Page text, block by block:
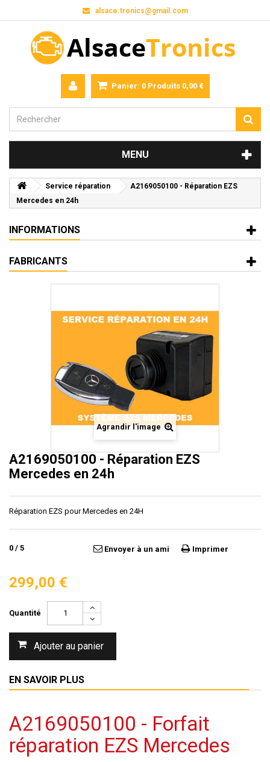
alsace.tronics@gmail.com
Panier: 0 Produits 0,00 €
MENU
Service réparation
A2169050100 - Réparation EZS
Mercedes en 24h
INFORMATIONS
FABRICANTS
Agrandir l'image
A2169050100 - Réparation EZS
Mercedes en 24h
Réparation EZS pour Mercedes en 24H
0 / 5 Envoyer à un ami Imprimer
299,00 €
Quantité
Ajouter au panier
EN SAVOIR PLUS
A2169050100 - Forfait
réparation EZS Mercedes